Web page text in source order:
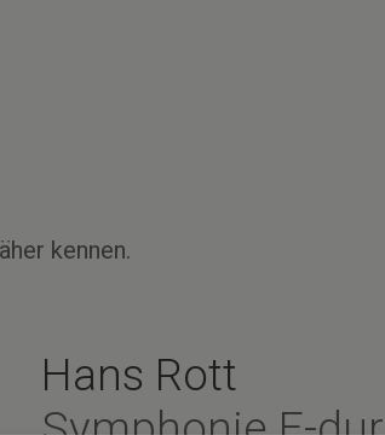
kennen.
Hans Rott